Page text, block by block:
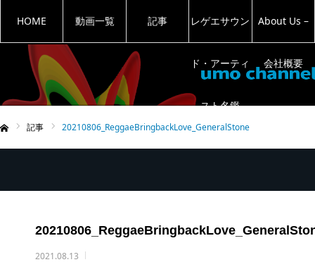
HOME 動画一覧 記事 レゲエサウン
ド・アーティ
スト名鑑
About Us –
会社概要
記事 20210806_ReggaeBringbackLove_GeneralStone
2021.08.13